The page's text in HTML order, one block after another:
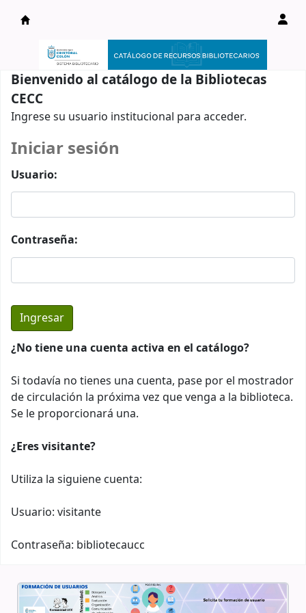
Catálogo en línea
Bienvenido al catálogo de la Bibliotecas
CECC
Ingrese su usuario institucional para acceder.
Iniciar sesión
Usuario:
Contraseña:
¿No tiene una cuenta activa en el catálogo?
Si todavía no tienes una cuenta, pase por el mostrador
de circulación la próxima vez que venga a la biblioteca.
Se le proporcionará una.
¿Eres visitante?
Utiliza la siguiene cuenta:
Usuario: visitante
Contraseña: bibliotecaucc